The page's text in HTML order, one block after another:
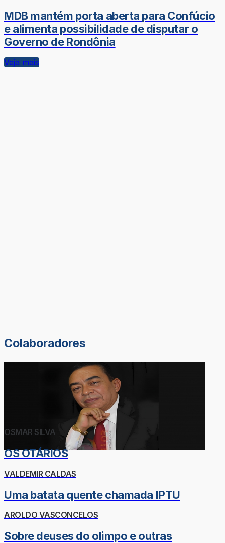
MDB mantém porta aberta para Confúcio
e alimenta possibilidade de disputar o
Governo de Rondônia
Veja mais
Colaboradores
OSMAR SILVA
OS OTÁRIOS
VALDEMIR CALDAS
Uma batata quente chamada IPTU
AROLDO VASCONCELOS
Sobre deuses do olimpo e outras